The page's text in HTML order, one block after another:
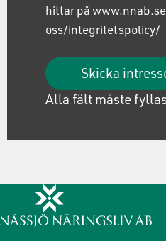
hittar på
oss/integritetspolicy/
Skicka
Alla fält måste